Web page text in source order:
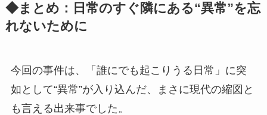
◆まとめ：日常のすぐ隣にある“異常”を忘
れないために
今回の事件は、「誰にでも起こりうる日常」に突
如として“異常”が入り込んだ、まさに現代の縮図と
も言える出来事でした。